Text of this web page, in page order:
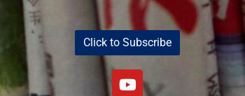
Click to Subscribe